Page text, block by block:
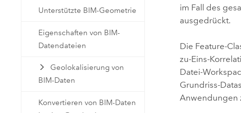
Unterstützte BIM-Geometrie
Eigenschaften von BIM-
Datendateien
Geolokalisierung von
BIM-Daten
Konvertieren von BIM-Daten
im Fall des
ausgedrückt.
Die Feature-
zu-Eins-
Datei-
Grundriss-
Anwendungen